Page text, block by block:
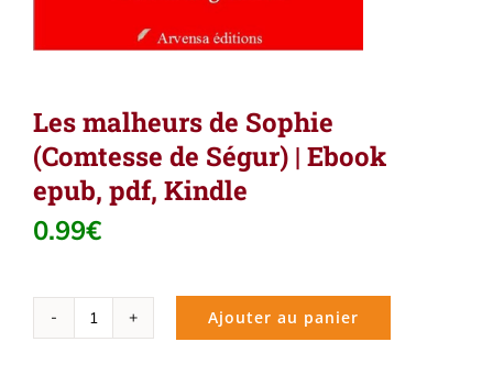
Les malheurs de Sophie
(Comtesse de Ségur) | Ebook
epub, pdf, Kindle
0.99€
quantité
Ajouter au panier